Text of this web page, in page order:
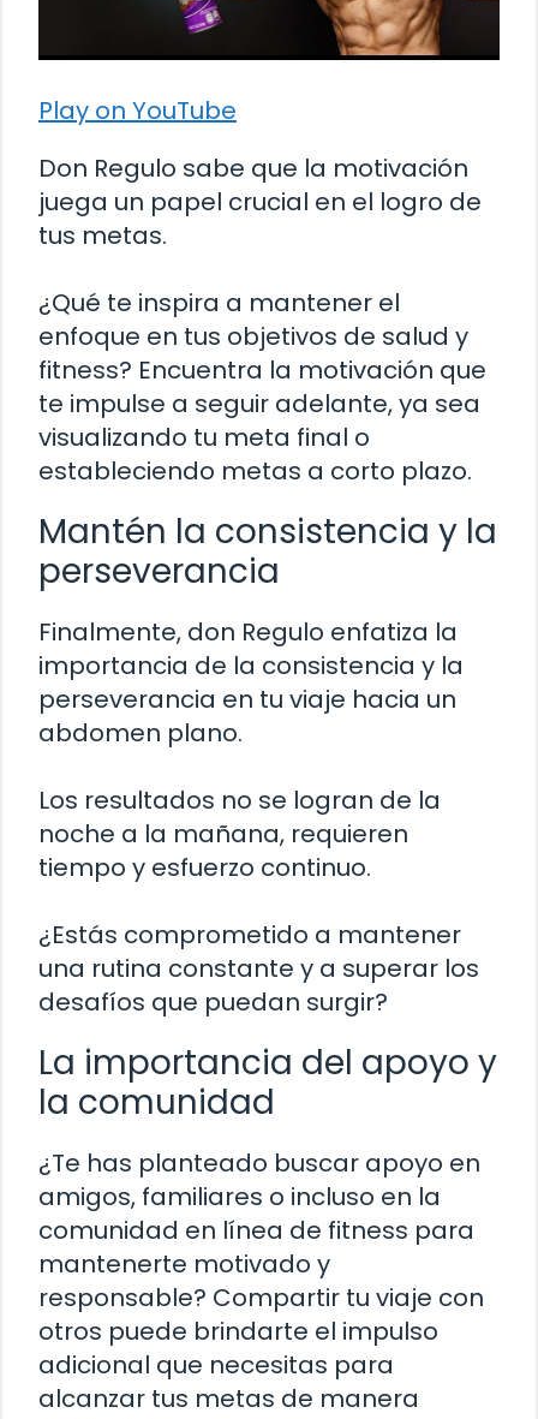
Play on YouTube
Don Regulo sabe que la motivación
juega un papel crucial en el logro de
tus metas.
¿Qué te inspira a mantener el
enfoque en tus objetivos de salud y
fitness? Encuentra la motivación que
te impulse a seguir adelante, ya sea
visualizando tu meta final o
estableciendo metas a corto plazo.
Mantén la consistencia y la
perseverancia
Finalmente, don Regulo enfatiza la
importancia de la consistencia y la
perseverancia en tu viaje hacia un
abdomen plano.
Los resultados no se logran de la
noche a la mañana, requieren
tiempo y esfuerzo continuo.
¿Estás comprometido a mantener
una rutina constante y a superar los
desafíos que puedan surgir?
La importancia del apoyo y
la comunidad
¿Te has planteado buscar apoyo en
amigos, familiares o incluso en la
comunidad en línea de fitness para
mantenerte motivado y
responsable? Compartir tu viaje con
otros puede brindarte el impulso
adicional que necesitas para
alcanzar tus metas de manera